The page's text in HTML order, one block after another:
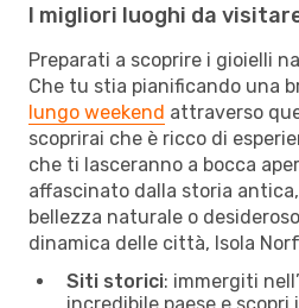
I migliori luoghi da
Preparati a scoprire i gioielli
Che tu stia pianificando una
lungo weekend attraverso
scoprirai che è ricco di
che ti lasceranno a bocca
affascinato dalla storia
bellezza naturale o
dinamica delle città, Isola
Siti storici: immergiti